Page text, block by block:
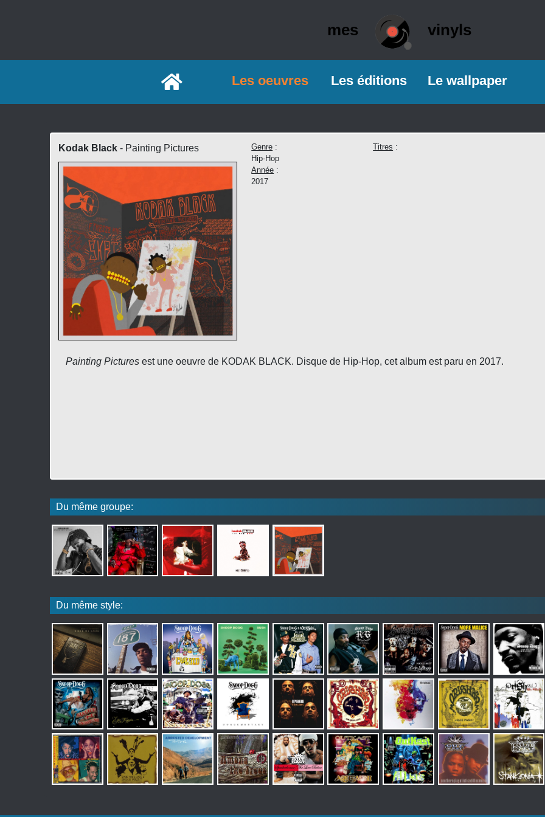
mes vinyls
AccueilLes oeuvres Les éditions Le wallpaper
Kodak Black- Painting Pictures Genre :
Hip-Hop
Année :
2017
Titres :
Painting Picturesest une oeuvre de KODAK BLACK. Disque de Hip-Hop, cet album est paru en 2017.
Du même groupe:
Du même style: